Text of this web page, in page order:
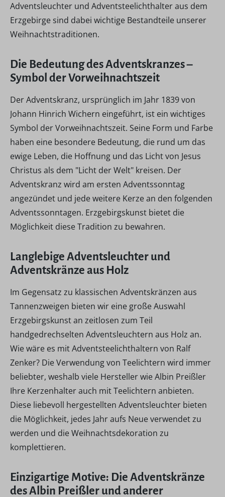
Adventsleuchter und Adventsteelichthalter aus dem
Erzgebirge sind dabei wichtige Bestandteile unserer
Weihnachtstraditionen.
Die Bedeutung des Adventskranzes –
Symbol der Vorweihnachtszeit
Der Adventskranz, ursprünglich im Jahr 1839 von
Johann Hinrich Wichern eingeführt, ist ein wichtiges
Symbol der Vorweihnachtszeit. Seine Form und Farbe
haben eine besondere Bedeutung, die rund um das
ewige Leben, die Hoffnung und das Licht von Jesus
Christus als dem "Licht der Welt" kreisen. Der
Adventskranz wird am ersten Adventssonntag
angezündet und jede weitere Kerze an den folgenden
Adventssonntagen. Erzgebirgskunst bietet die
Möglichkeit diese Tradition zu bewahren.
Langlebige Adventsleuchter und
Adventskränze aus Holz
Im Gegensatz zu klassischen Adventskränzen aus
Tannenzweigen bieten wir eine große Auswahl
Erzgebirgskunst an zeitlosen zum Teil
handgedrechselten Adventsleuchtern aus Holz an.
Wie wäre es mit Adventsteelichthaltern von Ralf
Zenker? Die Verwendung von Teelichtern wird immer
beliebter, weshalb viele Hersteller wie Albin Preißler
Ihre Kerzenhalter auch mit Teelichtern anbieten.
Diese liebevoll hergestellten Adventsleuchter bieten
die Möglichkeit, jedes Jahr aufs Neue verwendet zu
werden und die Weihnachtsdekoration zu
komplettieren.
Einzigartige Motive: Die Adventskränze
des Albin Preißler und anderer